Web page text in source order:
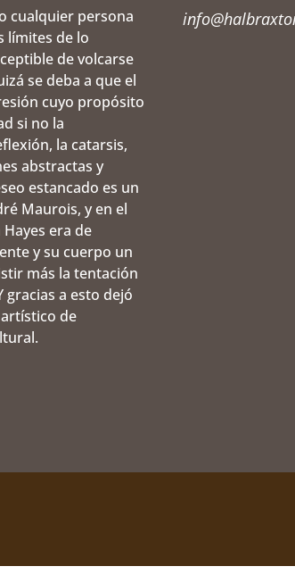
cualquier persona
límites de lo
de volcarse
se deba a que el
cuyo propósito
si no la
la catarsis,
abstractas y
estancado es un
Maurois, y en el
era de
y su cuerpo un
más la tentación
gracias a esto dejó
de